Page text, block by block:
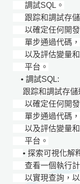
調試SQL。
跟踪和調試存儲
以確定任何開發
單步通過代碼，
以及評估變量和
平台。
• 調試SQL:
跟踪和調試存儲
以確定任何開發
單步通過代碼，
以及評估變量和
平台。
•探索可視化解
查看一個執行計
以實現查詢，以